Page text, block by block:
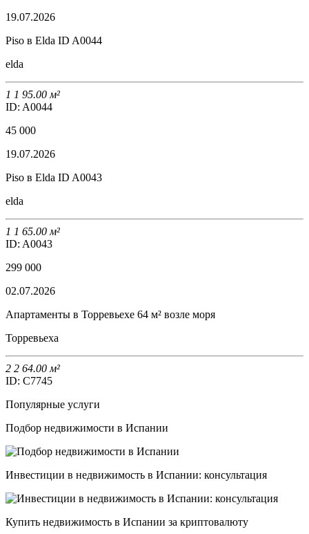
19.07.2026
Piso в Elda ID A0044
elda
1 1 95.00 м²
ID: A0044
45 000
19.07.2026
Piso в Elda ID A0043
elda
1 1 65.00 м²
ID: A0043
299 000
02.07.2026
Апартаменты в Торревьехе 64 м² возле моря
Торревьеха
2 2 64.00 м²
ID: C7745
Популярные услуги
Подбор недвижимости в Испании
Инвестиции в недвижимость в Испании: консультация
Купить недвижимость в Испании за криптовалюту